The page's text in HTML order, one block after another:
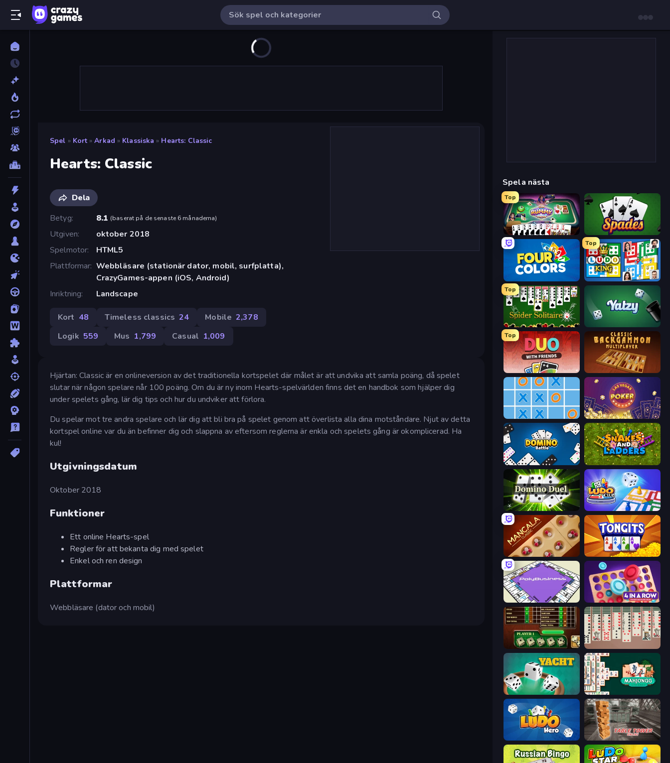
Spel » Kort » Arkad » Klassiska » Hearts: Classic
Hearts: Classic
Dela
Betyg
8.1 (baserat på de senaste 6 månaderna)
Utgiven
oktober 2018
Spelmotor
HTML5
Plattformar Webbläsare (stationär dator, mobil, surfplatta),
CrazyGames-appen (iOS, Android)
Inriktning
Landscape
Kort 48 Timeless classics 24 Mobile 2,378
Logik 559 Mus 1,799 Casual 1,009
Hjärtan: Classic är en onlineversion av det traditionella kortspelet där målet är att undvika att samla poäng, då spelet
slutar när någon spelare når 100 poäng. Om du är ny inom Hearts-spelvärlden finns det en handbok som hjälper dig
under spelets gång, lär dig tips och hur du undviker att förlora.
Du spelar mot tre andra spelare och lär dig att bli bra på spelet genom att överlista alla dina motståndare. Njut av detta
kortspel online var du än befinner dig och slappna av eftersom reglerna är enkla och spelets gång är okomplicerad. Ha
kul!
Utgivningsdatum
Oktober 2018
Funktioner
Ett online Hearts-spel
Regler för att bekanta dig med spelet
Enkel och ren design
Plattformar
Webbläsare (dator och mobil)
Spela nästa
Top
Gin Rummy Mania Spades
Top
Ludo King
Top
Spider Solitaire
Top
DUO With Friends Backgammon Online
Tic Tac Toe Online Las Vegas Poker
Domino Battle Snakes and Ladders
Domino Duel Ludo Club
Mancala Classic Tongits
PolyBusiness (Unofficial Monopoly) Connect 4 Online Multiplayer
Yahtzee Online Spider Solitaire 2 Suits
Yacht Mahjongg Solitaire
Table Tower Online